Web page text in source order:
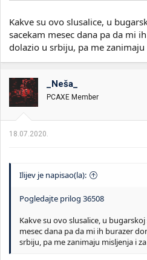
Kakve su ovo slusalice, u
sacekam mesec dana pa da mi
dolazio u srbiju, pa me zanimaju
_Neša_
PCAXE Member
18.07.2020.
Ilijev je napisao(la):
Pogledajte prilog 36508
Kakve su ovo slusalice, u
mesec dana pa da mi ih burazer
srbiju, pa me zanimaju misljenja i